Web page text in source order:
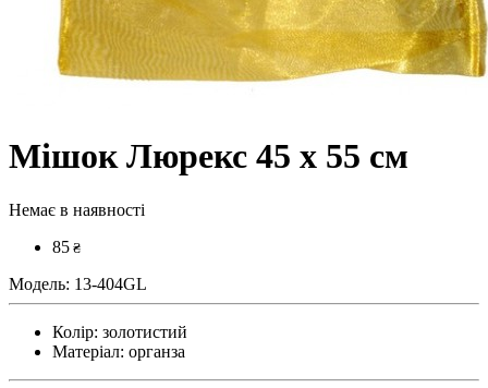
Мішок Люрекс 45 х 55 см
Немає в наявності
85 ₴
Модель: 13-404GL
Колір: золотистий
Матеріал: органза